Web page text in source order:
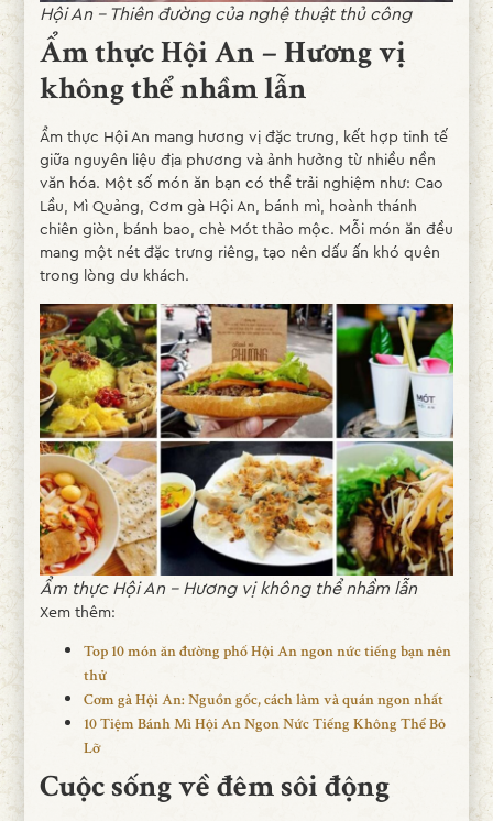
Hội An – Thiên đường của nghệ thuật thủ công
Ẩm thực Hội An – Hương vị
không thể nhầm lẫn
Ẩm thực Hội An mang hương vị đặc trưng, kết hợp tinh tế
giữa nguyên liệu địa phương và ảnh hưởng từ nhiều nền
văn hóa. Một số món ăn bạn có thể trải nghiệm như: Cao
Lầu, Mì Quảng, Cơm gà Hội An, bánh mì, hoành thánh
chiên giòn, bánh bao, chè Mót thảo mộc. Mỗi món ăn đều
mang một nét đặc trưng riêng, tạo nên dấu ấn khó quên
trong lòng du khách.
Ẩm thực Hội An – Hương vị không thể nhầm lẫn
Xem thêm:
Top 10 món ăn đường phố Hội An ngon nức tiếng bạn nên
thử
Cơm gà Hội An: Nguồn gốc, cách làm và quán ngon nhất
10 Tiệm Bánh Mì Hội An Ngon Nức Tiếng Không Thể Bỏ
Lỡ
Cuộc sống về đêm sôi động